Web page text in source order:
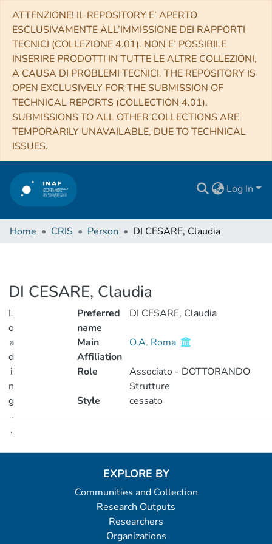
ATTENZIONE! IL REPOSITORY E’ APERTO
ESCLUSIVAMENTE ALL’IMMISSIONE DEI RAPPORTI
TECNICI (COLLEZIONE 4.01). NON E’ POSSIBILE
INSERIRE PRODOTTI IN TUTTE LE ALTRE COLLEZIONI,
A CAUSA DI PROBLEMI TECNICI. THE REPOSITORY IS
OPEN EXCLUSIVELY FOR THE SUBMISSION OF
TECHNICAL REPORTS (COLLECTION 4.01).
SUBMISSIONS TO ALL OTHER COLLECTIONS ARE
TEMPORARILY UNAVAILABLE, DUE TO TECHNICAL
ISSUES.
Log In
Home CRIS Person DI CESARE, Claudia
DI CESARE, Claudia
L
o
a
d
i
n
g
..
.
Loading...
Preferred
name
DI CESARE, Claudia
Main
Affiliation
O.A. Roma
Role
Associato - DOTTORANDO
Strutture
Style
cessato
EXPLORE BY
Communities and Collection
Research Outputs
Researchers
Organizations